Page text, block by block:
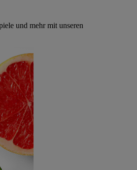
und mehr mit unseren